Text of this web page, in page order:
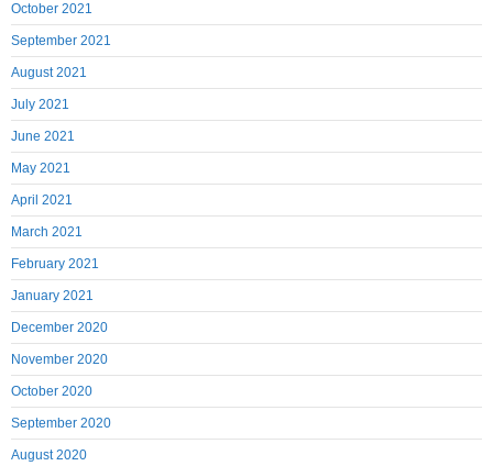
October 2021
September 2021
August 2021
July 2021
June 2021
May 2021
April 2021
March 2021
February 2021
January 2021
December 2020
November 2020
October 2020
September 2020
August 2020